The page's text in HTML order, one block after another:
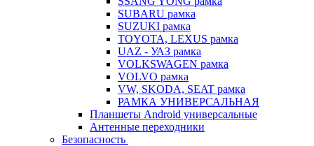
SUBARU рамка
SUZUKI рамка
TOYOTA, LEXUS рамка
UAZ - УАЗ рамка
VOLKSWAGEN рамка
VOLVO рамка
VW, SKODA, SEAT рамка
РАМКА УНИВЕРСАЛЬНАЯ
Планшеты Android универсальные
Антенные переходники
Безопасность